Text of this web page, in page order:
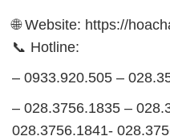
🌐 Website: https://
📞 Hotline:
– 0933.920.505 –
– 028.3756.1835 –
028.3756.1841-